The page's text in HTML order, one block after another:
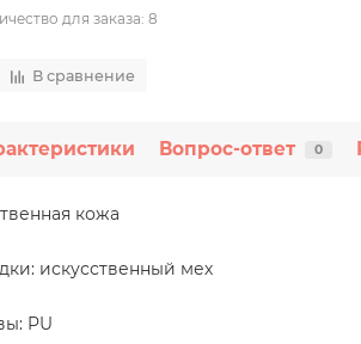
для заказа: 8
В сравнение
Вопрос-ответ 0
кожа
искусственный мех
PU